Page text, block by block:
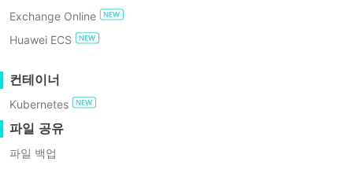
Exchange Online
Huawei ECS
컨테이너
Kubernetes
파일 공유
파일 백업
션
(Hyper-
V
란?
하
니다. 그렇다면 하이퍼-V(Hyper-V)에도
vMotion과 유사한 기능이 있거나 하이
고 말할 수 있을까요?
정답은 "예"입니다. Hyper-V는 실시간 마
이그레이션을 지원합니다. VMware
vMotion과 같은 이름은 없으며, 그냥 실